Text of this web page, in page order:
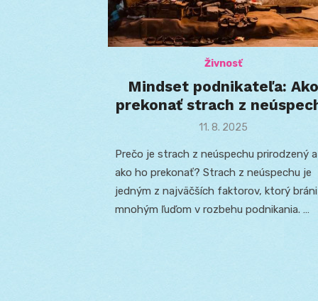
Živnosť
Mindset podnikateľa: Ako
prekonať strach z
Posted
11. 8. 2025
Prečo je strach z neúspechu prirodzený a
ako ho prekonať? Strach z neúspechu je
jedným z najväčších faktorov, ktorý bráni
mnohým ľuďom v rozbehu podnikania. …